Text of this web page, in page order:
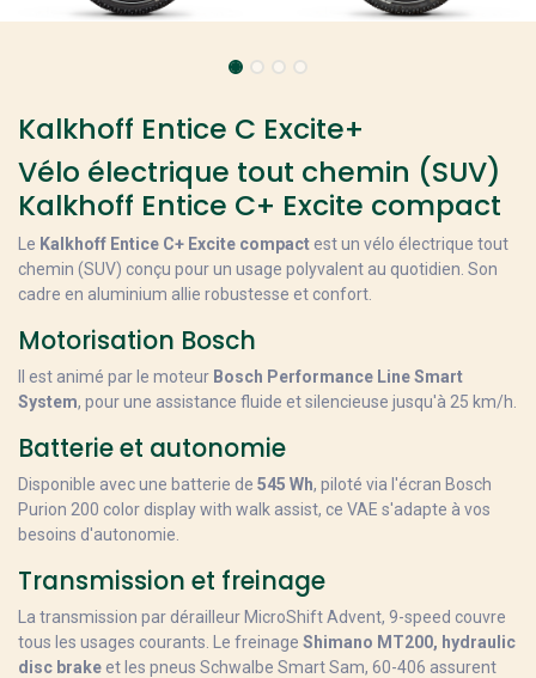
Kalkhoff Entice C Excite+
Vélo électrique tout chemin (SUV)
Kalkhoff Entice C+ Excite compact
Le Kalkhoff Entice C+ Excite compactest un vélo électrique tout
chemin (SUV) conçu pour un usage polyvalent au quotidien. Son
cadre en aluminium allie robustesse et confort.
Motorisation Bosch
Il est animé par le moteur Bosch Performance Line Smart
System, pour une assistance fluide et silencieuse jusqu'à 25 km/h.
Batterie et autonomie
Disponible avec une batterie de 545 Wh, piloté via l'écran Bosch
Purion 200 color display with walk assist, ce VAE s'adapte à vos
besoins d'autonomie.
Transmission et freinage
La transmission par dérailleur MicroShift Advent, 9-speed couvre
tous les usages courants. Le freinage Shimano MT200, hydraulic
disc brakeet les pneus Schwalbe Smart Sam, 60-406 assurent